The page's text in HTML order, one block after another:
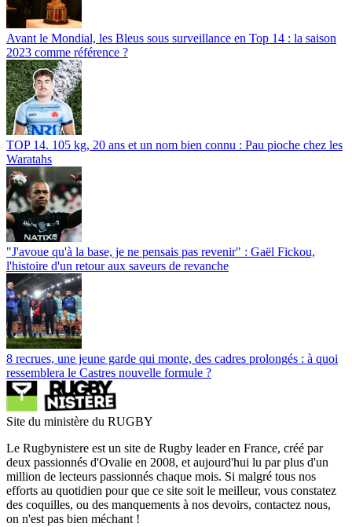
Avant le Mondial, les Bleus sous surveillance en Top 14 : la saison
2023 comme référence ?
TOP 14. 105 kg, 20 ans et un nom bien connu : Pau pioche chez les
Waratahs
"J'avoue qu'à la base, je ne pensais pas revenir" : Gaël Fickou,
l'histoire d'un retour aux saveurs de revanche
8 recrues, une jeune garde qui monte, des cadres prolongés : à quoi
ressemblera le Castres nouvelle formule ?
Site du ministère du RUGBY
Le Rugbynistere est un site de Rugby leader en France, créé par
deux passionnés d'Ovalie en 2008, et aujourd'hui lu par plus d'un
million de lecteurs passionnés chaque mois. Si malgré tous nos
efforts au quotidien pour que ce site soit le meilleur, vous constatez
des coquilles, ou des manquements à nos devoirs, contactez nous,
on n'est pas bien méchant !